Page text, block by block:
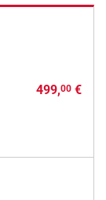
499,00€